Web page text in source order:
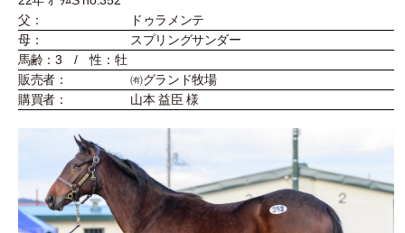
父：
ドゥラメンテ
母：
スプリングサンダー
馬齢：3 / 性：牡
販売者：
㈲グランド牧場
購買者：
山本 益臣 様